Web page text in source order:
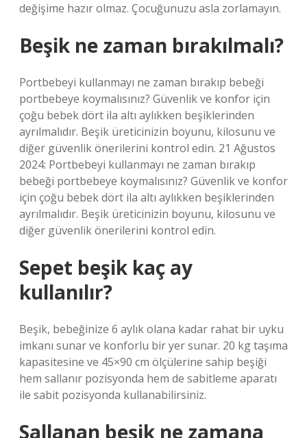
değişime hazır olmaz. Çocuğunuzu asla zorlamayın.
Beşik ne zaman bırakılmalı?
Portbebeyi kullanmayı ne zaman bırakıp bebeği
portbebeye koymalısınız? Güvenlik ve konfor için
çoğu bebek dört ila altı aylıkken beşiklerinden
ayrılmalıdır. Beşik üreticinizin boyunu, kilosunu ve
diğer güvenlik önerilerini kontrol edin. 21 Ağustos
2024: Portbebeyi kullanmayı ne zaman bırakıp
bebeği portbebeye koymalısınız? Güvenlik ve konfor
için çoğu bebek dört ila altı aylıkken beşiklerinden
ayrılmalıdır. Beşik üreticinizin boyunu, kilosunu ve
diğer güvenlik önerilerini kontrol edin.
Sepet beşik kaç ay
kullanılır?
Beşik, bebeğinize 6 aylık olana kadar rahat bir uyku
imkanı sunar ve konforlu bir yer sunar. 20 kg taşıma
kapasitesine ve 45×90 cm ölçülerine sahip beşiği
hem sallanır pozisyonda hem de sabitleme aparatı
ile sabit pozisyonda kullanabilirsiniz.
Sallanan beşik ne zamana